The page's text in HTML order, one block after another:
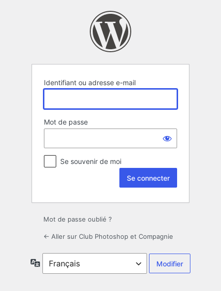
Identifiant ou adresse e-mail
Mot de passe
Se souvenir de moi
Mot de passe oublié ?
← Aller sur Club Photoshop et Compagnie
Langue